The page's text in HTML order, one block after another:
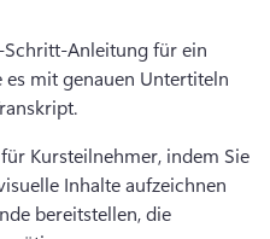
Anleitung für ein
es mit genauen Untertiteln
Kursteilnehmer, indem Sie
Inhalte aufzeichnen
bereitstellen, die